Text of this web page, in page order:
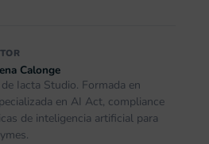
Calonge
Iacta Studio. Formada en
en AI Act, compliance
de inteligencia artificial para